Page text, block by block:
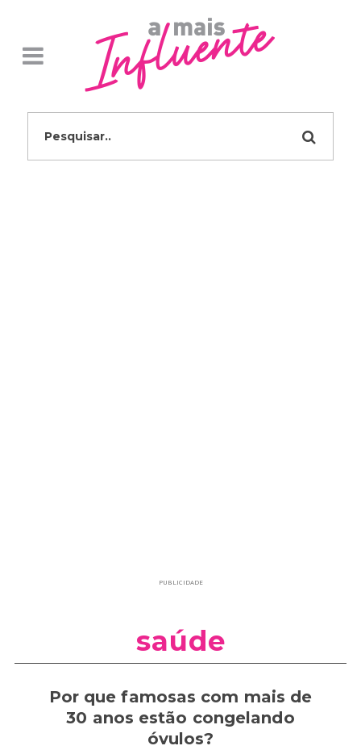
PUBLICIDADE
saúde
Por que famosas com mais de
30 anos estão congelando
óvulos?